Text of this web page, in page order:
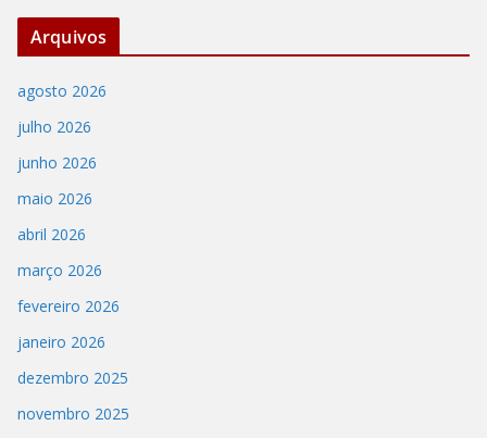
Arquivos
agosto 2026
julho 2026
junho 2026
maio 2026
abril 2026
março 2026
fevereiro 2026
janeiro 2026
dezembro 2025
novembro 2025